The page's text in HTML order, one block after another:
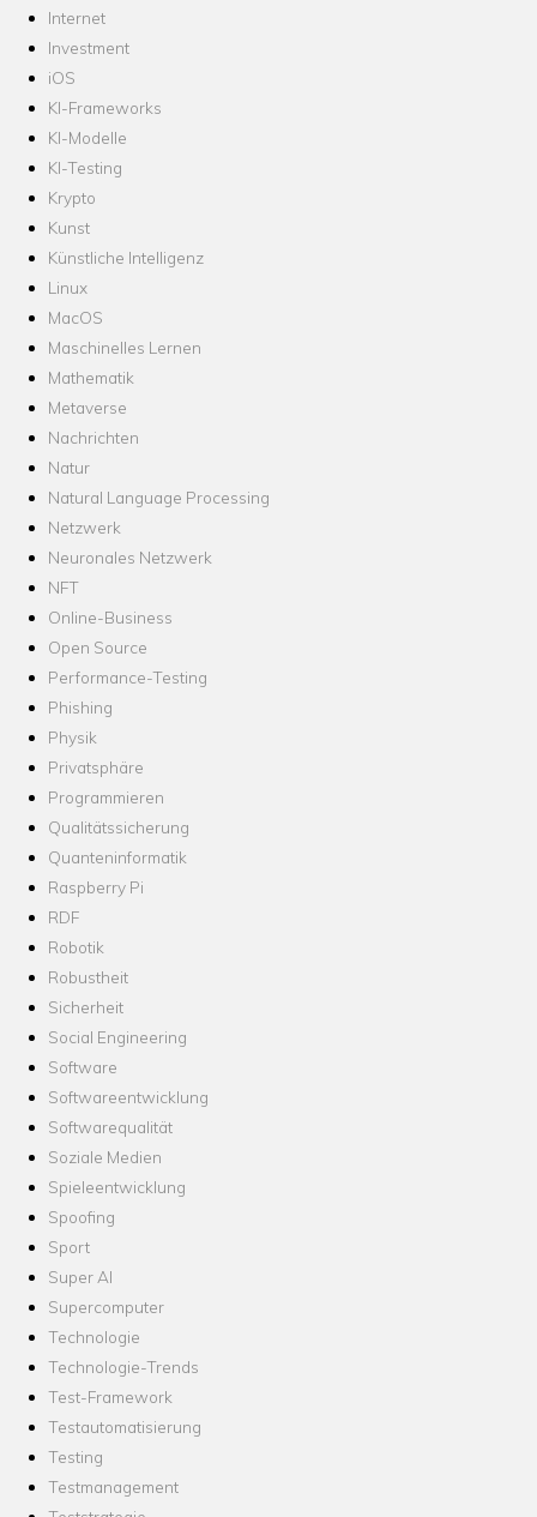
Internet
Investment
iOS
KI-Frameworks
KI-Modelle
KI-Testing
Krypto
Kunst
Künstliche Intelligenz
Linux
MacOS
Maschinelles Lernen
Mathematik
Metaverse
Nachrichten
Natur
Natural Language Processing
Netzwerk
Neuronales Netzwerk
NFT
Online-Business
Open Source
Performance-Testing
Phishing
Physik
Privatsphäre
Programmieren
Qualitätssicherung
Quanteninformatik
Raspberry Pi
RDF
Robotik
Robustheit
Sicherheit
Social Engineering
Software
Softwareentwicklung
Softwarequalität
Soziale Medien
Spieleentwicklung
Spoofing
Sport
Super AI
Supercomputer
Technologie
Technologie-Trends
Test-Framework
Testautomatisierung
Testing
Testmanagement